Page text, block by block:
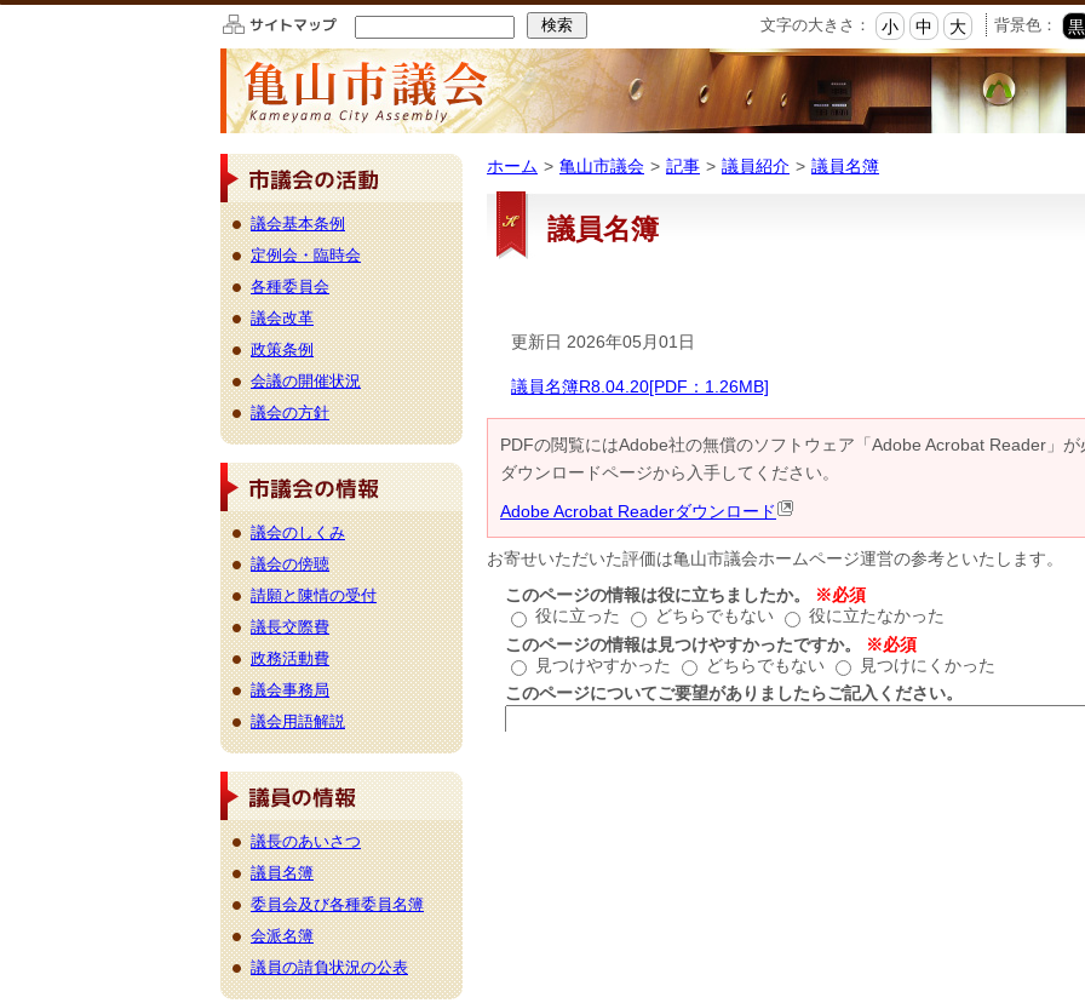
文
へ
移
文字の大きさ： 小 中 大 背景色： 黒
ホーム 亀山市議会 記事 議員紹介 議員名簿
議員名簿
更新日 2026年05月01日
議員名簿R8.04.20[PDF：1.26MB]
PDFの閲覧にはAdobe社の無償のソフトウェア「Adobe Acrobat Reader」
ダウンロードページから入手してください。
Adobe Acrobat Readerダウンロード
議会基本条例
定例会・臨時会
各種委員会
議会改革
政策条例
会議の開催状況
議会の方針
議会のしくみ
議会の傍聴
請願と陳情の受付
議長交際費
政務活動費
議会事務局
議会用語解説
議長のあいさつ
議員名簿
委員会及び各種委員名簿
会派名簿
議員の請負状況の公表